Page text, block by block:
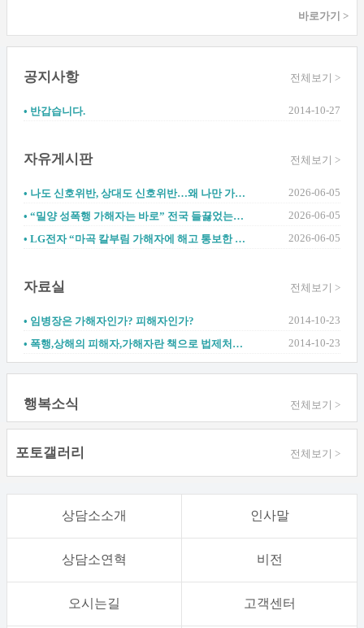
바로가기 >
공지사항 전체보기 >
• 반갑습니다. 2014-10-27
자유게시판 전체보기 >
• 나도 신호위반, 상대도 신호위반…왜 나만 가해자인가?
2026-06-05
• “밀양 성폭행 가해자는 바로” 전국 들끓었는데…폭로자는 징역 1년 6개월 받았다
2026-06-05
• LG전자 “마곡 칼부림 가해자에 해고 통보한 적 없어”
2026-06-05
자료실 전체보기 >
• 임병장은 가해자인가? 피해자인가?
2014-10-23
• 폭행,상해의 피해자,가해자란 책으로 법제처에서 제공한 자료
2014-10-23
행복소식 전체보기 >
포토갤러리 전체보기 >
상담소소개 인사말
상담소연혁 비전
오시는길 고객센터